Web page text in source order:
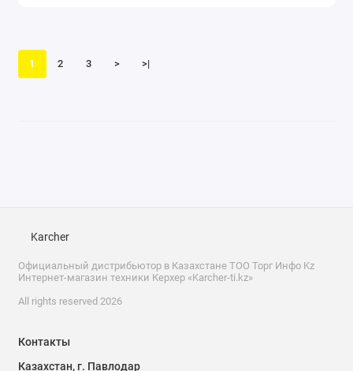
1 2 3 > >|
Karcher
Официальный дистрибьютор в Казахстане ТОО Торг Инфо Kz
Интернет-магазин техники Керхер «Karcher-ti.kz»
All rights reserved 2026
Контакты
Казахстан, г. Павлодар